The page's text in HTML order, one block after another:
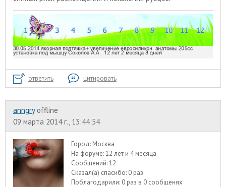
ответить цитировать
anngry offline
09 марта 2014 г., 13:44:54
Город: Москва
На форуме:12 лет и 4 месяца
Сообщений:12
Сказал(а) спасибо: 0 раз
Поблагодарили: 0 раз в 0 сообщенях